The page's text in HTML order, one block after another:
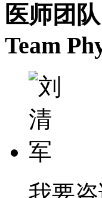
医师团队
Team